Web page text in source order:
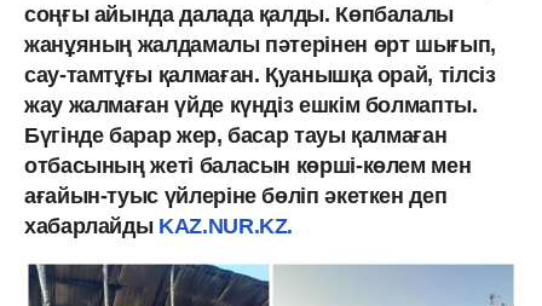
соңғы айында далада қалды. Көпбалалы
жанұяның жалдамалы пәтерінен өрт шығып,
сау-тамтұғы қалмаған. Қуанышқа орай, тілсіз
жау жалмаған үйде күндіз ешкім болмапты.
Бүгінде барар жер, басар тауы қалмаған
отбасының жеті баласын көрші-көлем мен
ағайын-туыс үйлеріне бөліп әкеткен деп
хабарлайды KAZ.NUR.KZ.